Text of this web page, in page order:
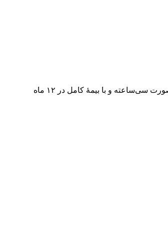
به گزارش خبر شهر،محمودزاده، معاون وزیر آموزش‌وپرورش اعلام کرد: با پیگیری‌های سه‌ساله در مجلس، مصوب شد که معلمان مدارس غیردولتی باید به‌صورت سی‌ساعته و با بیمۀ کامل در ۱۲ ماه